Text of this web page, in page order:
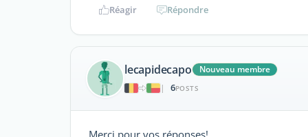
Réagir Répondre
lecapidecapo
Nouveau membre
|
6POSTS
Merci pour vos réponses!